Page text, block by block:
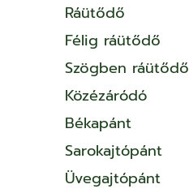
Ráütődő
Félig ráütődő
Szögben ráütődő
Közézáródó
Békapánt
Sarokajtópánt
Üvegajtópánt